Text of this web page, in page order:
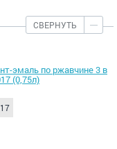
СВЕРНУТЬ
эмаль по ржавчине 3 в
(0,75л)